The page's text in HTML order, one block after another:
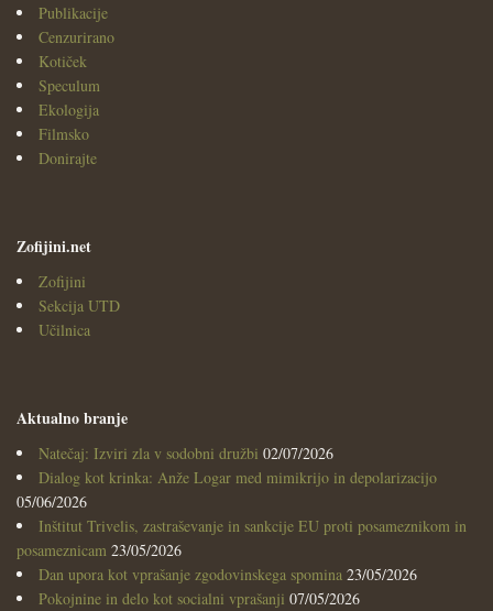
Publikacije
Cenzurirano
Kotiček
Speculum
Ekologija
Filmsko
Donirajte
Zofijini.net
Zofijini
Sekcija UTD
Učilnica
Aktualno branje
Natečaj: Izviri zla v sodobni družbi 02/07/2026
Dialog kot krinka: Anže Logar med mimikrijo in depolarizacijo
05/06/2026
Inštitut Trivelis, zastraševanje in sankcije EU proti posameznikom in
posameznicam 23/05/2026
Dan upora kot vprašanje zgodovinskega spomina 23/05/2026
Pokojnine in delo kot socialni vprašanji 07/05/2026